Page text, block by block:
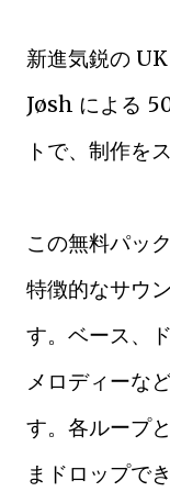
新進気鋭の
Jøsh による
トで、制作を
この無料パッ
特徴的なサウ
す。ベース、
メロディーな
す。各ループ
まドロップで